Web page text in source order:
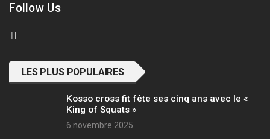
Follow Us
LES PLUS POPULAIRES
Kosso cross fit fête ses cinq ans avec le «
King of Squats »
6 novembre 2025